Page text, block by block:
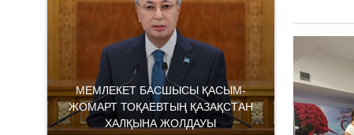
МЕМЛЕКЕТ БАСШЫСЫ ҚАСЫМ-
ЖОМАРТ ТОҚАЕВТЫҢ ҚАЗАҚСТАН
ХАЛҚЫНА ЖОЛДАУЫ